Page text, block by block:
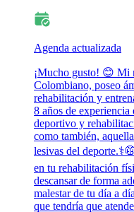
Agenda actualizada
¡Mucho gusto! 😊 Mi
Colombiano, poseo
rehabilitación y
8 años de experiencia
deportivo y
como también,
lesivas del
en tu rehabilitación
descansar de forma
malestar de tu día a
que tendría que